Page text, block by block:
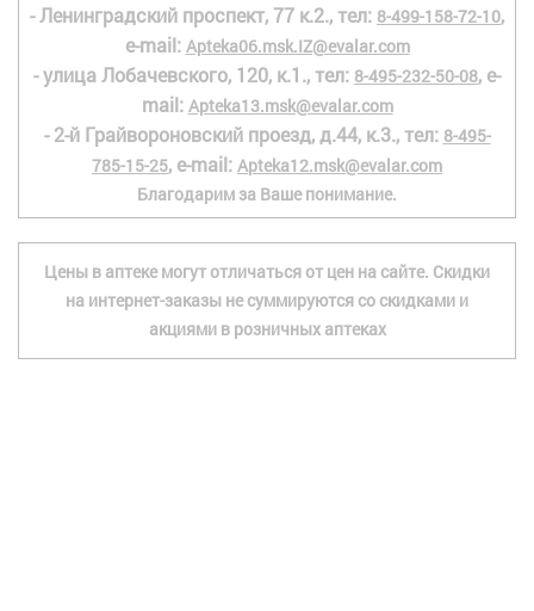
- Ленинградский проспект, 77 к.2., тел: 8-499-158-72-10,
e-mail: Apteka06.msk.IZ@evalar.com
- улица Лобачевского, 120, к.1., тел: 8-495-232-50-08, e-
mail: Apteka13.msk@evalar.com
- 2-й Грайвороновский проезд, д.44, к.3., тел: 8-495-
785-15-25, e-mail: Apteka12.msk@evalar.com
Благодарим за Ваше понимание.
Цены в аптеке могут отличаться от цен на сайте. Скидки
на интернет-заказы не суммируются со скидками и
акциями в розничных аптеках